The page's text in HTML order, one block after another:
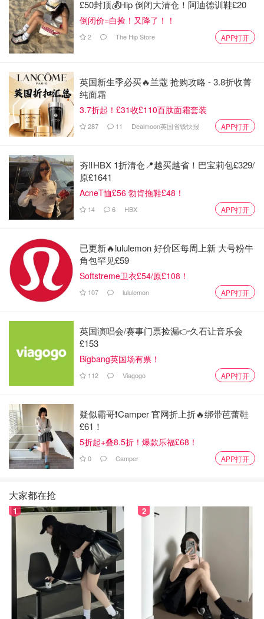
ysl
大热款番茄红🍅 （文章最后有我的手臂试色集）
推荐指数四颗星🌟🌟🌟🌟
优点：色号416 很正的番茄红 /显白/ 不化妆上色显气色/滋
润
缺点： 个人感觉稍微有点黏 卸妆不好卸（但也说明了持久
度可以）
Sephora
购买
Dior星星新款
小众款 色号667 淡梅子色 （试色见我文章最后）
推荐指数🌟🌟🌟🌟
优点：很滋润（打底或者当润唇完全没问题）这也是dior口
红一贯的好品质吧 / 带闪粉闪闪的效果/不化妆涂略显气色
（原因见缺点）
£50封顶💰Hip 倒闭大清仓！阿迪德训鞋£20
倒闭价=白捡！又降了！！
2 The Hip Store APP打开
英国新生季必买🔥兰蔻 抢购攻略 - 3.8折收菁
纯面霜
3.7折起！£31收£110百肽面霜套装
287 11 Dealmoon英国省钱快报 APP打开
夯‼️HBX 1折清仓📍越买越省！巴宝莉包£329/
原£1641
AcneT恤£56 勃肯拖鞋£48！
14 6 HBX APP打开
已更新🔥lululemon 好价区每周上新 大号粉牛
角包罕见£59
Softstreme卫衣£54/原£108！
107 lululemon APP打开
英国演唱会/赛事门票捡漏👉久石让音乐会
£153
Bigbang英国场有票！
112 Viagogo APP打开
疑似霸哥❗️Camper 官网折上折🔥绑带芭蕾鞋
£61！
5折起+叠8.5折！爆款乐福£68！
0 Camper APP打开
大家都在抢
1 2